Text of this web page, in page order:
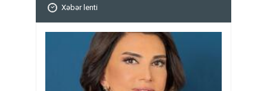
Xəbər lenti